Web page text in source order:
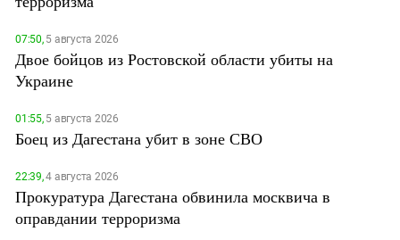
07:50,5 августа 2026
Двое бойцов из Ростовской области убиты на
Украине
01:55,5 августа 2026
Боец из Дагестана убит в зоне СВО
22:39,4 августа 2026
Прокуратура Дагестана обвинила москвича в
оправдании терроризма